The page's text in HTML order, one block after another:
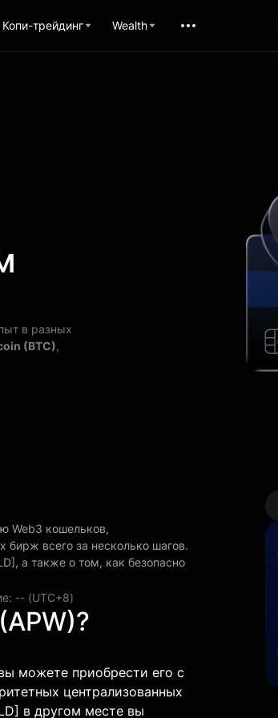
Копи-трейдинг Wealth
в разных
(BTC),
Web3 кошельков,
всего за несколько шагов.
а также о том, как безопасно
-- (UTC+8)
можете приобрести его с
централизованных
в другом месте вы